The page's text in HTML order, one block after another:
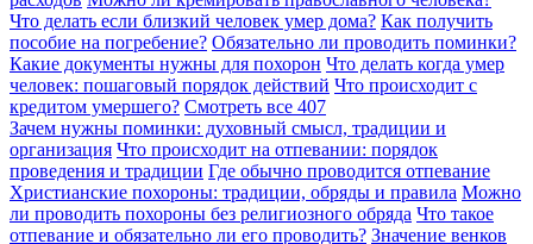
Что делать если близкий человек умер дома? Как получить
пособие на погребение? Обязательно ли проводить поминки?
Какие документы нужны для похорон Что делать когда умер
человек: пошаговый порядок действий Что происходит с
кредитом умершего? Смотреть все 407
Зачем нужны поминки: духовный смысл, традиции и
организация Что происходит на отпевании: порядок
проведения и традиции Где обычно проводится отпевание
Христианские похороны: традиции, обряды и правила Можно
ли проводить похороны без религиозного обряда Что такое
отпевание и обязательно ли его проводить? Значение венков